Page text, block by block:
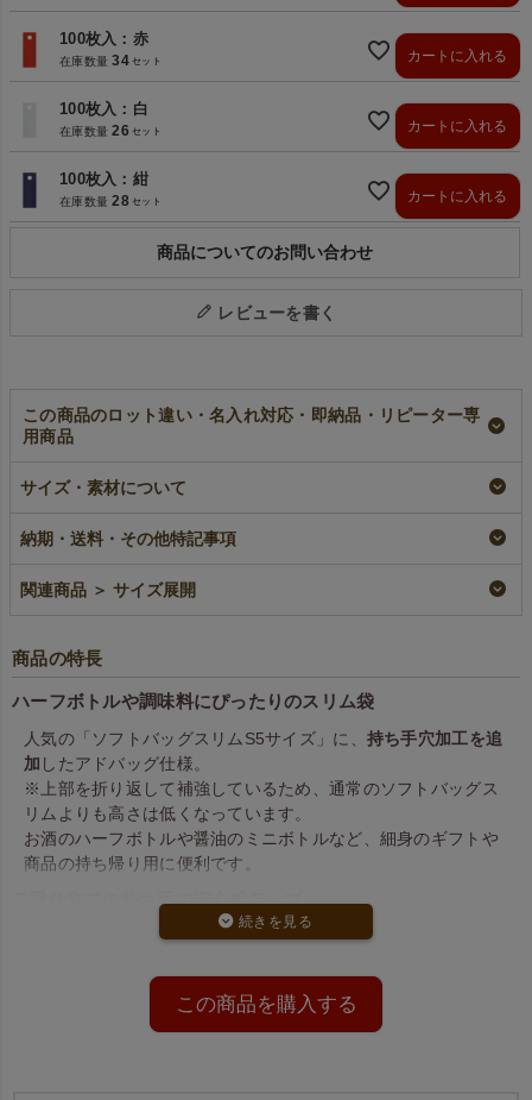
100枚入：赤
在庫数量 34 カートに入れる
100枚入：白
在庫数量 26 カートに入れる
100枚入：紺
在庫数量 28 カートに入れる
商品についてのお問い合わせ
レビューを書く
この商品のロット違い・名入れ対応・即納品・リピーター専
用商品
不織布アドバッグス
リム 薄手《40g》
¥ 5,390 税込
【名入れ対応】不織
名入れ
¥5,390税込
【名入れ／リピータ
ー専用】不織布アド
リピーター専用名入れ
サイズ・素材について
納期・送料・その他特記事項
関連商品 ＞ サイズ展開
商品の特長
ハーフボトルや調味料にぴったりのスリム袋
人気の「ソフトバッグスリムS5サイズ」に、 持ち手穴加工を追
加 したアドバッグ仕様。
※上部を折り返して補強しているため、通常のソフトバッグス
リムよりも高さは低くなっています。
お酒のハーフボトルや醤油のミニボトルなど、細身のギフトや
商品の持ち帰り用に便利です。
二重仕立ての持ち手で安心感アップ
生地を二重にした持ち手穴加工付き。
っかりとした持ち心地を実現しています。
上品で使いやすい4色展開
この商品を購入する